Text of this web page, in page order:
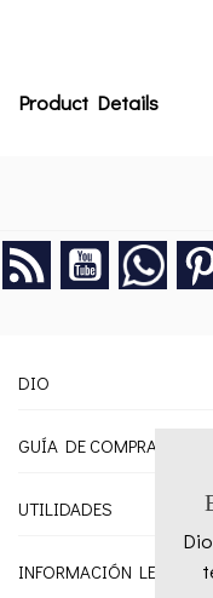
Product Details
Rss YouTube
DIO
GUÍA DE COMPRA
UTILIDADES
INFORMACIÓN LEGAL